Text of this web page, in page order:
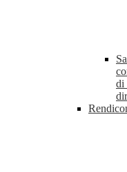
di